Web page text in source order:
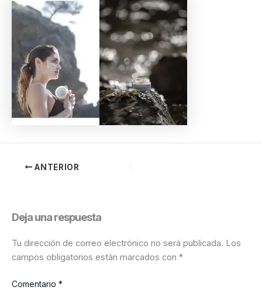
ANTERIOR
Deja una respuesta
Tu dirección de correo electrónico no será publicada. Los
campos obligatorios están marcados con *
Comentario *